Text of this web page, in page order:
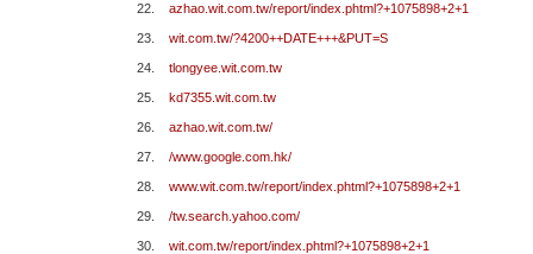
22. azhao.wit.com.tw/report/index.phtml?+1075898+2+1
23. wit.com.tw/?4200++DATE+++&PUT=S
24. tlongyee.wit.com.tw
25. kd7355.wit.com.tw
26. azhao.wit.com.tw/
27. /www.google.com.hk/
28. www.wit.com.tw/report/index.phtml?+1075898+2+1
29. /tw.search.yahoo.com/
30. wit.com.tw/report/index.phtml?+1075898+2+1